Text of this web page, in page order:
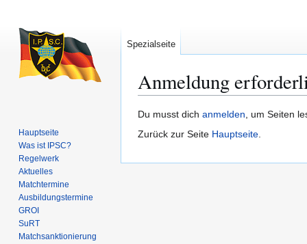
Anmeldung
Zur
Navigation
Zur
Suche
Du musst dich anmelden, um Seiten
Zurück zur Seite Hauptseite.
Spezialseite
Hauptseite
Was ist IPSC?
Regelwerk
Aktuelles
Matchtermine
Ausbildungs­termine
GROI
SuRT
Match­sanktionierung